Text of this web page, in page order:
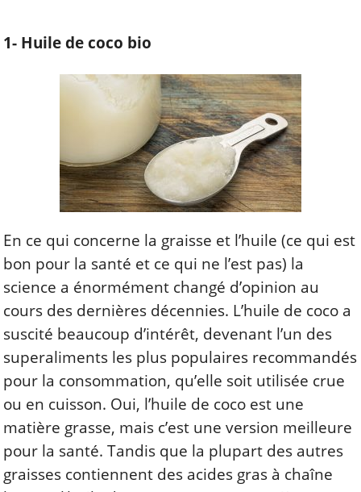
1- Huile de coco bio
En ce qui concerne la graisse et l’huile (ce qui est
bon pour la santé et ce qui ne l’est pas) la
science a énormément changé d’opinion au
cours des dernières décennies. L’huile de coco a
suscité beaucoup d’intérêt, devenant l’un des
superaliments les plus populaires recommandés
pour la consommation, qu’elle soit utilisée crue
ou en cuisson. Oui, l’huile de coco est une
matière grasse, mais c’est une version meilleure
pour la santé. Tandis que la plupart des autres
graisses contiennent des acides gras à chaîne